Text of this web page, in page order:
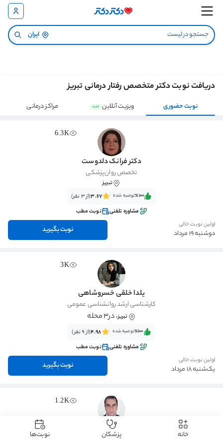
ایران
دریافت نوبت دکتر متخصص رفتار درمانی تبریز
نوبت حضوری ویزیت آنلاین جدید مراکز درمانی
6.3K
دکتر فرانک دلدوست
تخصص روان‌پزشکی
تبریز
٪100‌‌‌توصیه شده 3.67(از 3 نفر)
مشاوره تلفنی
نوبت مطب
اولین نوبت خالی
دوشنبه 19 مرداد نوبت بگیرید
3K
یلدا خلقی خسروشاهی
کارشناسی ارشد روانشناسی عمومی
تبریز، در3 محله
٪100‌‌‌توصیه شده 4.98(از 9 نفر)
مشاوره تلفنی
نوبت مطب
اولین نوبت خالی
یک‌شنبه 18 مرداد نوبت بگیرید
1.2K
علیرضا لطفعلی نژاد
کارشناسی ارشد روانشناسی اسلامی
خانه پزشکان نوبت‌ها